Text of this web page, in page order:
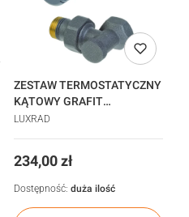
ZESTAW TERMOSTATYCZNY
KĄTOWY GRAFIT
STRUKTURA 2 STYCZEŃ
LUXRAD
Cena
234,00 zł
Dostępność: duża ilość